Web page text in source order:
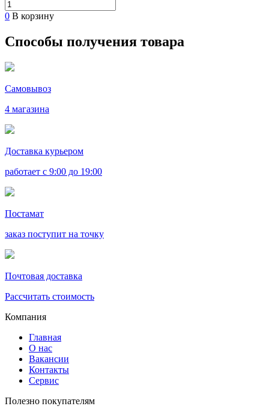
0 В корзину
Способы получения товара
Самовывоз
4 магазина
Доставка курьером
работает с 9:00 до 19:00
Постамат
заказ поступит на точку
Почтовая доставка
Рассчитать стоимость
Компания
Главная
О нас
Вакансии
Контакты
Сервис
Полезно покупателям